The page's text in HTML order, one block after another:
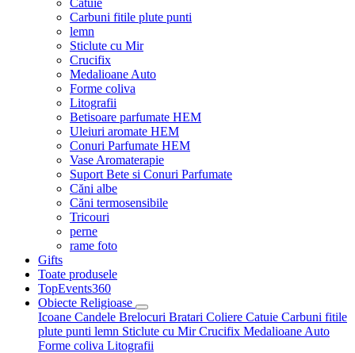
Catuie
Carbuni fitile plute punti
lemn
Sticlute cu Mir
Crucifix
Medalioane Auto
Forme coliva
Litografii
Betisoare parfumate HEM
Uleiuri aromate HEM
Conuri Parfumate HEM
Vase Aromaterapie
Suport Bete si Conuri Parfumate
Căni albe
Căni termosensibile
Tricouri
perne
rame foto
Gifts
Toate produsele
TopEvents360
Obiecte Religioase
Icoane Candele Brelocuri Bratari Coliere Catuie Carbuni fitile
plute punti lemn Sticlute cu MirCrucifix Medalioane Auto
Forme coliva Litografii